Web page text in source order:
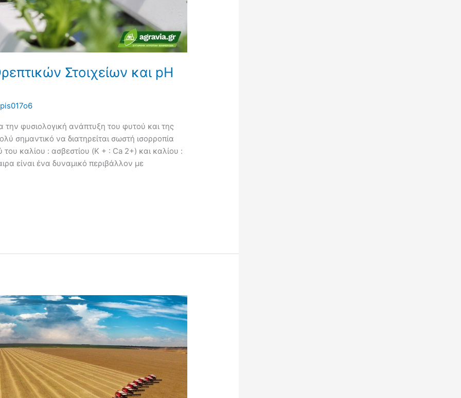
Στοιχείων και pH
την φυσιολογική ανάπτυξη του φυτού και της
σημαντικό να διατηρείται σωστή ισορροπία
του καλίου : ασβεστίου (K + : Ca 2+) και καλίου :
είναι ένα δυναμικό περιβάλλον με